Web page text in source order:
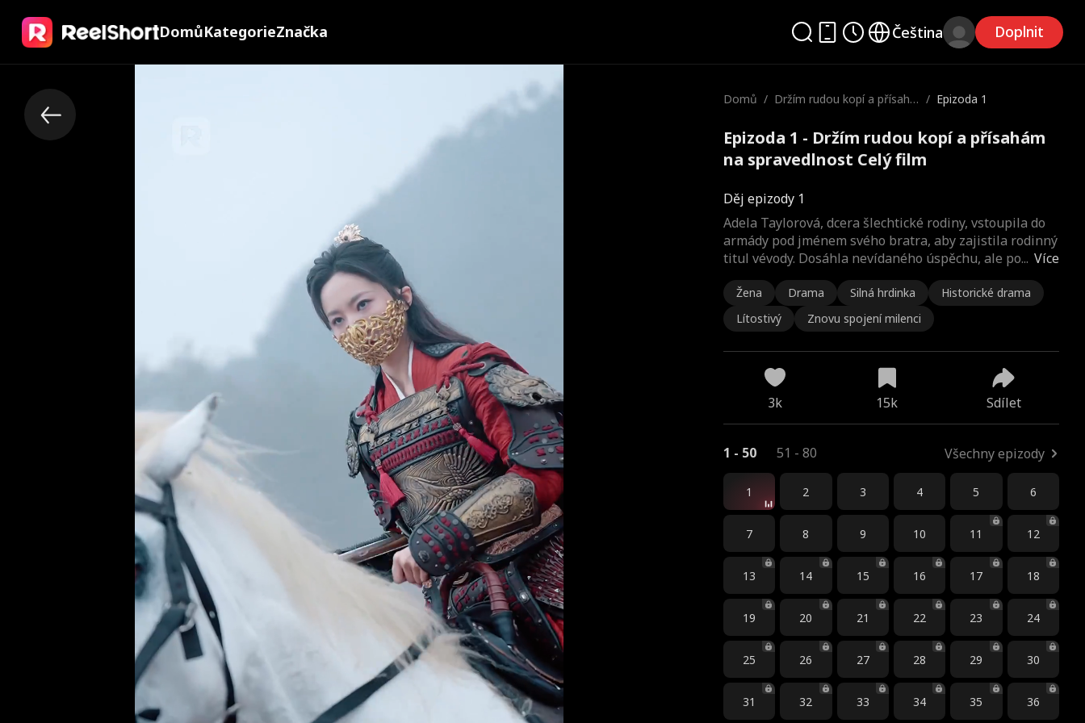
DomůKategorieZnačka Čeština Doplnit
Domů / Držím rudou kopí a přísahá
/ Epizoda 1
Epizoda 1 - Držím rudou kopí a přísahám
na spravedlnost Celý film
Děj epizody 1
Více
Adela Taylorová, dcera šlechtické rodiny, vstoupila do
armády pod jménem svého bratra, aby zajistila rodinný
titul vévody. Dosáhla nevídaného úspěchu, ale po...
Žena Drama Silná hrdinka
Historické drama
Lítostivý
Znovu spojení milenci
3k 15k Sdílet
1 - 50 51 - 80 Všechny epizody
1 2 3 4 5 6
7 8 9 10 11 12
13 14 15 16 17 18
19 20 21 22 23 24
25 26 27 28 29 30
31 32 33 34 35 36